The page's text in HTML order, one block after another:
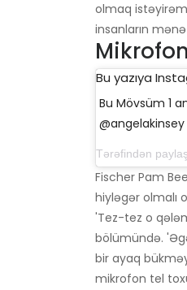
olmaq
insanların
Bu yazıya
Bu Mövsüm 1
@angelakinsey
Tərəfindən
Fischer Pam
hiyləgər olmalı
'Tez-tez o
bölümündə.
bir ayaq
mikrofon tel